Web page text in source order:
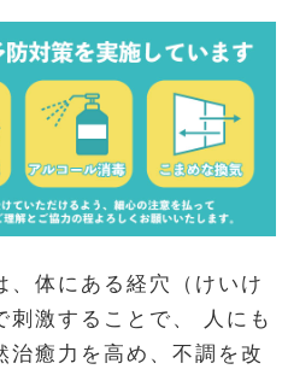
、体にある経穴（けいけ
刺激することで、 人にも
治癒力を高め、不調を改